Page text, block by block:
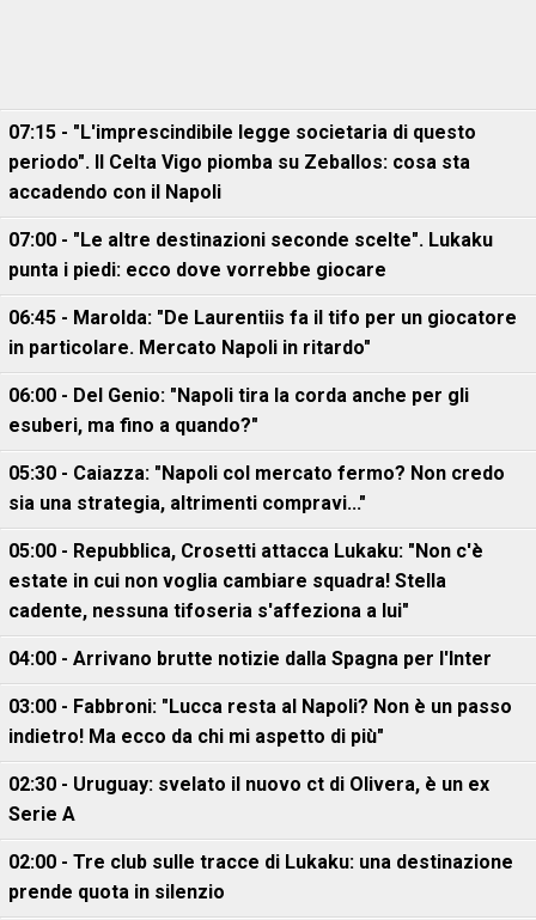
07:15 - "L'imprescindibile legge societaria di questo
periodo". Il Celta Vigo piomba su Zeballos: cosa sta
accadendo con il Napoli
07:00 - "Le altre destinazioni seconde scelte". Lukaku
punta i piedi: ecco dove vorrebbe giocare
06:45 - Marolda: "De Laurentiis fa il tifo per un giocatore
in particolare. Mercato Napoli in ritardo"
06:00 - Del Genio: "Napoli tira la corda anche per gli
esuberi, ma fino a quando?"
05:30 - Caiazza: "Napoli col mercato fermo? Non credo
sia una strategia, altrimenti compravi..."
05:00 - Repubblica, Crosetti attacca Lukaku: "Non c'è
estate in cui non voglia cambiare squadra! Stella
cadente, nessuna tifoseria s'affeziona a lui"
04:00 - Arrivano brutte notizie dalla Spagna per l'Inter
03:00 - Fabbroni: "Lucca resta al Napoli? Non è un passo
indietro! Ma ecco da chi mi aspetto di più"
02:30 - Uruguay: svelato il nuovo ct di Olivera, è un ex
Serie A
02:00 - Tre club sulle tracce di Lukaku: una destinazione
prende quota in silenzio